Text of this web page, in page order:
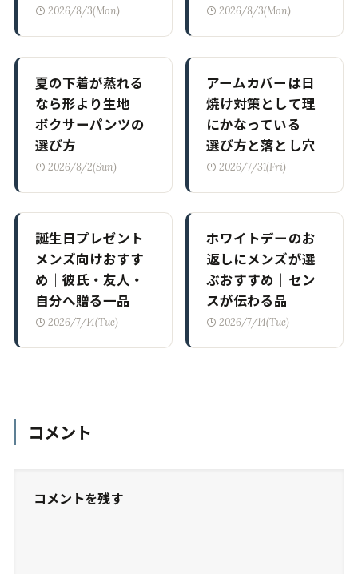
2026/8/3(Mon) 2026/8/3(Mon)
夏の下着が蒸れる
なら形より生地｜
ボクサーパンツの
選び方
2026/8/2(Sun)
アームカバーは日
焼け対策として理
にかなっている｜
選び方と落とし穴
2026/7/31(Fri)
誕生日プレゼント
メンズ向けおすす
め｜彼氏・友人・
自分へ贈る一品
2026/7/14(Tue)
ホワイトデーのお
返しにメンズが選
ぶおすすめ｜セン
スが伝わる品
2026/7/14(Tue)
コメント
コメントを残す